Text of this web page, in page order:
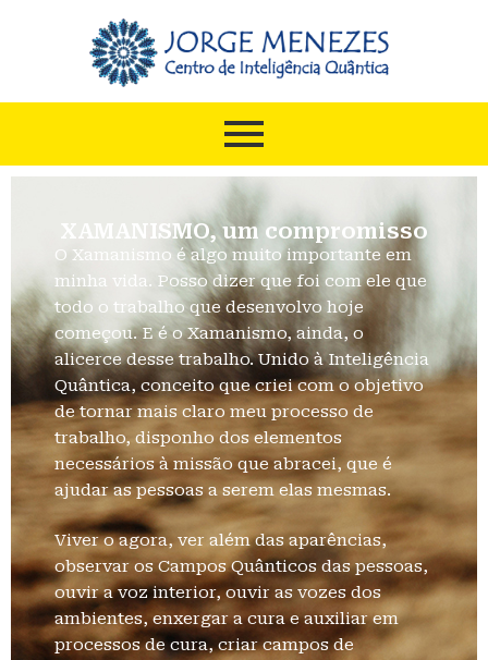
XAMANISMO, um compromisso
O Xamanismo é algo muito importante em
minha vida. Posso dizer que foi com ele que
todo o trabalho que desenvolvo hoje
começou. E é o Xamanismo, ainda, o
alicerce desse trabalho. Unido à Inteligência
Quântica, conceito que criei com o objetivo
de tornar mais claro meu processo de
trabalho, disponho dos elementos
necessários à missão que abracei, que é
ajudar as pessoas a serem elas mesmas.
Viver o agora, ver além das aparências,
observar os Campos Quânticos das pessoas,
ouvir a voz interior, ouvir as vozes dos
ambientes, enxergar a cura e auxiliar em
processos de cura, criar campos de